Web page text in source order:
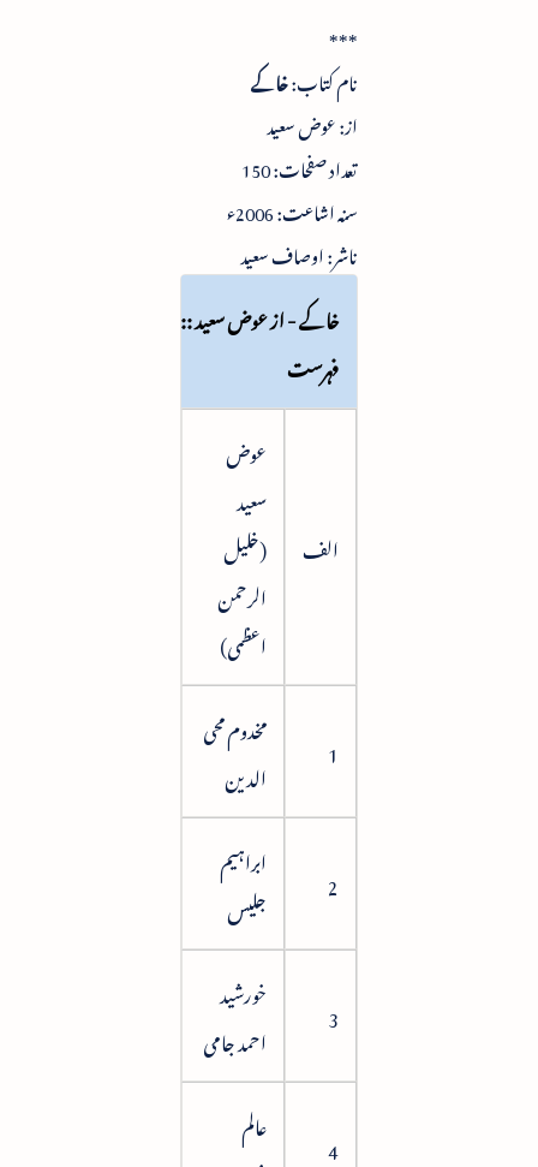
***
نام کتاب:خاکے
از: عوض سعید
تعداد صفحات: 150
سنہ اشاعت: 2006ء
ناشر: اوصاف سعید
خاکے - از عوض سعید ::
فہرست
الف
عوض
سعید
(خلیل
الرحمن
اعظمی)
1
مخدوم محی
الدین
2
ابراہیم
جلیس
3
خورشید
احمد جامی
4
عالم